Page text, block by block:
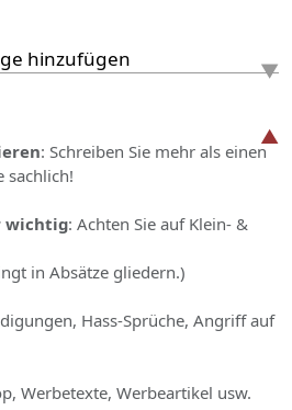
hinzufügen
: Schreiben Sie mehr als einen
sachlich!
wichtig: Achten Sie auf Klein- &
in Absätze gliedern.)
Hass-Sprüche, Angriff auf
Werbetexte, Werbeartikel usw.